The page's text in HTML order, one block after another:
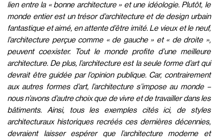
lien entre la « bonne architecture » et une idéologie. Plutôt, le
monde entier est un trésor d’architecture et de design urbain
fantastique et aimé, en attente d’être imité. Le vieux et le neuf,
l’architecture perçue comme « de gauche » et « de droite »,
peuvent coexister. Tout le monde profite d’une meilleure
architecture. De plus, l’architecture est la seule forme d’art qui
devrait être guidée par l’opinion publique. Car, contrairement
aux autres formes d’art, l’architecture s’impose au monde –
nous n’avons d’autre choix que de vivre et de travailler dans les
bâtiments. Ainsi, tous les exemples cités ici, de styles
architecturaux historiques recréés ces dernières décennies,
devraient laisser espérer que l’architecture moderne et